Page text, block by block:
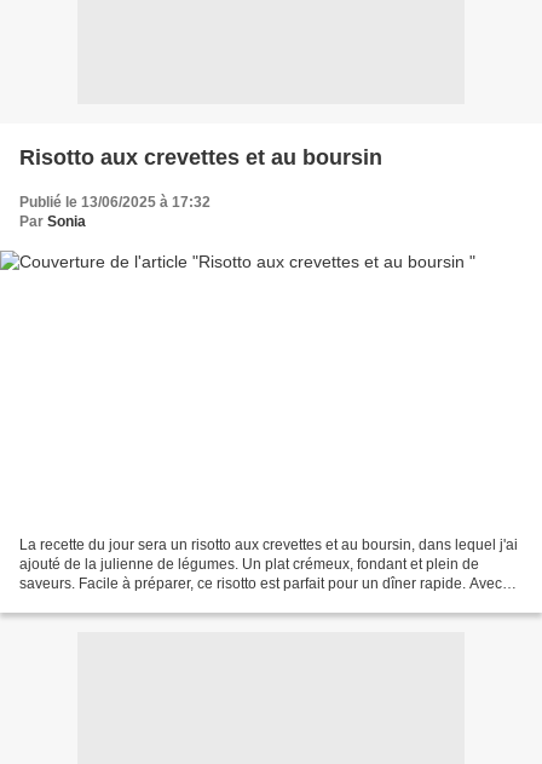
Risotto aux crevettes et au boursin
Publié le 13/06/2025 à 17:32
Par Sonia
La recette du jour sera un risotto aux crevettes et au boursin, dans lequel j'ai
ajouté de la julienne de légumes. Un plat crémeux, fondant et plein de
saveurs. Facile à préparer, ce risotto est parfait pour un dîner rapide. Avec